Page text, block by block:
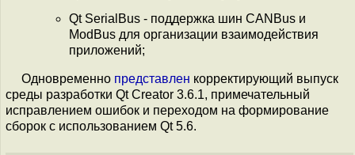
Qt SerialBus - поддержка шин CANBus и
ModBus для организации взаимодействия
приложений;
Одновременно представлен корректирующий выпуск
среды разработки Qt Creator 3.6.1, примечательный
исправлением ошибок и переходом на формирование
сборок с использованием Qt 5.6.